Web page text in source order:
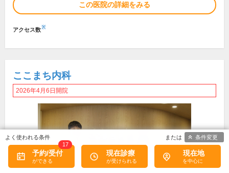
この医院の詳細をみる
アクセス数※
ここまち内科
2026年4月6日開院
予約/受付
17
現在診療 現在地
条件変更